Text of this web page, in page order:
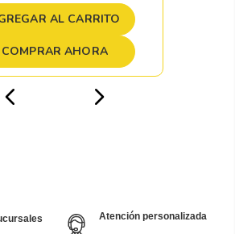
AL CARRITO
COMPRAR AHORA
Atención personalizada